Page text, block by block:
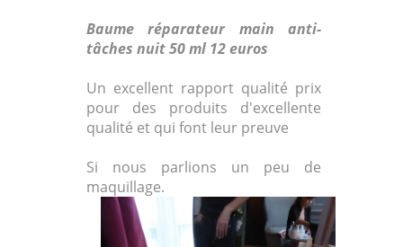
Baume réparateur main anti-
tâches nuit 50 ml 12 euros
Un excellent rapport qualité prix
pour des produits d'excellente
qualité et qui font leur preuve
Si nous parlions un peu de
maquillage.